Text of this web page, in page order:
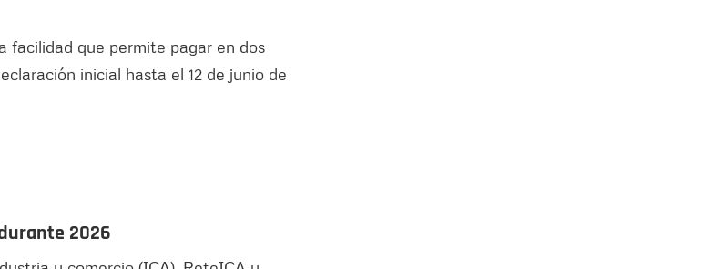
facilidad que permite pagar en dos
inicial hasta el 12 de junio de
2026